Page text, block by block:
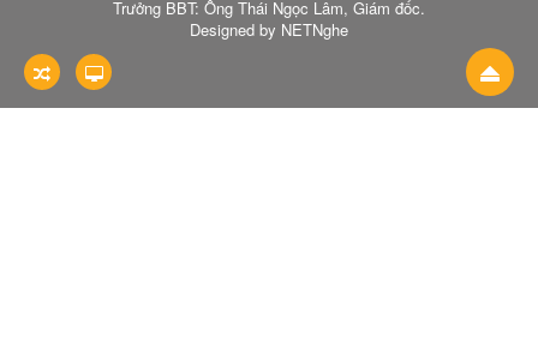
Trưởng BBT: Ông Thái Ngọc Lâm, Giám đốc.
Designed by NETNghe